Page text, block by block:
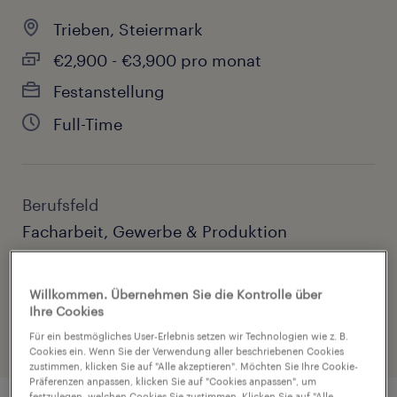
Trieben, Steiermark
€2,900 - €3,900 pro monat
Festanstellung
Full-Time
Berufsfeld
Facharbeit, Gewerbe & Produktion
HILFS09538
Willkommen. Übernehmen Sie die Kontrolle über
Ihre Cookies
Für ein bestmögliches User-Erlebnis setzen wir Technologien wie z. B.
Cookies ein. Wenn Sie der Verwendung aller beschriebenen Cookies
zustimmen, klicken Sie auf "Alle akzeptieren". Möchten Sie Ihre Cookie-
Präferenzen anpassen, klicken Sie auf "Cookies anpassen", um